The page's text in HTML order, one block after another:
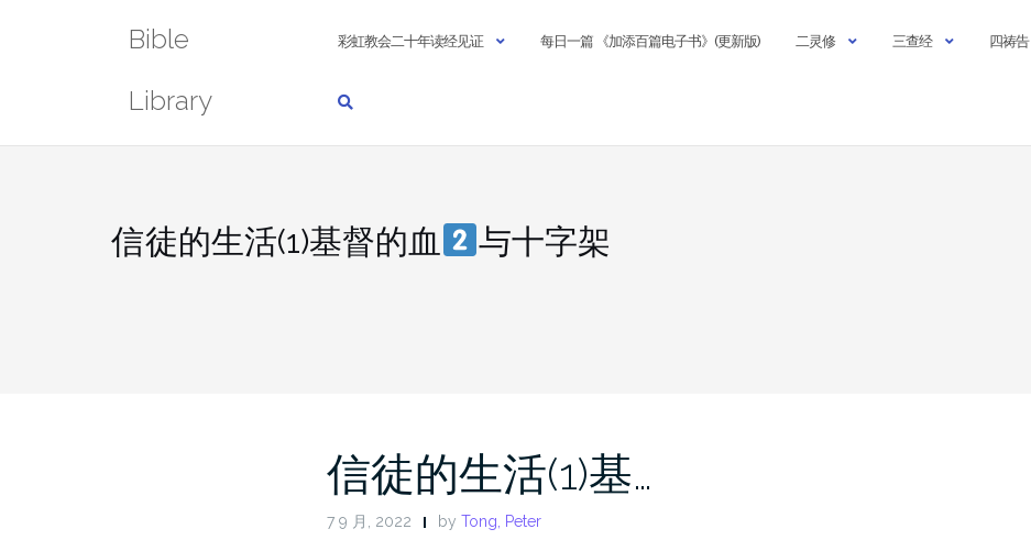
Bible
Library
彩虹教会二十年读经见证 每日一篇 《加添百篇电子书》(更新版) 二灵修 三查经 四祷告
信徒的生活(1)基督的血 与十字架
信徒的生活(1)基…
7 9 月, 2022 by Tong, Peter